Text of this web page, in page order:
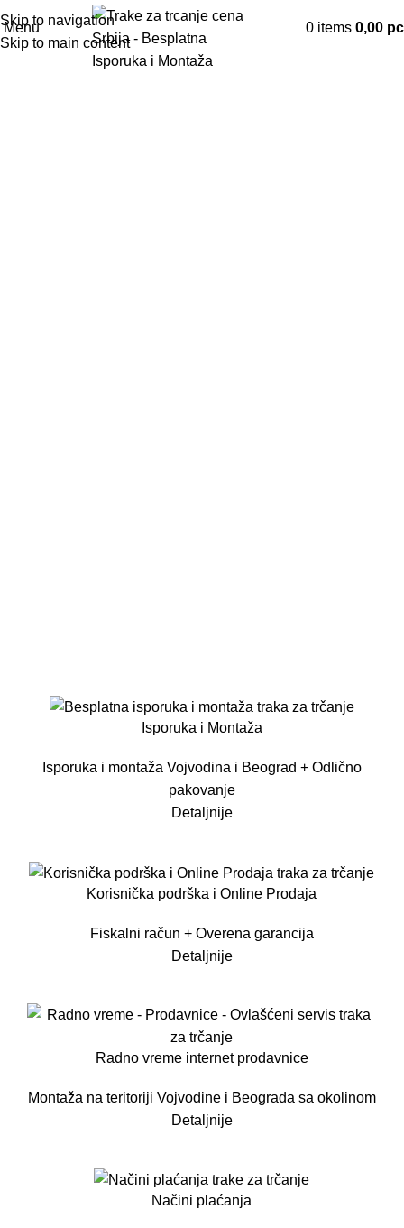
Skip to navigation
Skip to main content
Menu 0 items 0,00
Isporuka i Montaža
Isporuka i montaža Vojvodina i Beograd + Odlično
pakovanje
Detaljnije
Korisnička podrška i Online Prodaja
Fiskalni račun + Overena garancija
Detaljnije
Radno vreme internet prodavnice
Montaža na teritoriji Vojvodine i Beograda sa okolinom
Detaljnije
Načini plaćanja